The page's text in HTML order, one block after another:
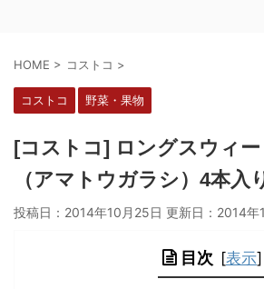
HOME > コストコ >
コストコ 野菜・果物
[コストコ] ロングスウィ
（アマトウガラシ）4本入
投稿日：2014年10月25日 更新日： 2014年
目次 [表示]